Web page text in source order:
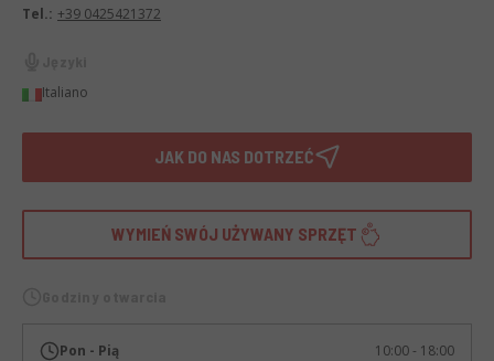
Tel.: +39 0425421372
Italiano
JAK DO NAS DOTRZEĆ
WYMIEŃ SWÓJ UŻYWANY SPRZĘT
Pon - Pią 10:00 - 18:00